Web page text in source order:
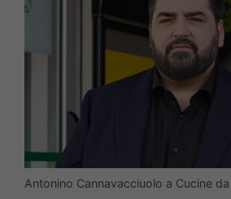
Antonino Cannavacciuolo a Cucine